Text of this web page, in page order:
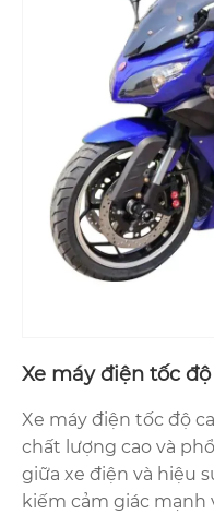
Xe máy điện tốc
Xe máy điện tốc độ
chất lượng cao và
giữa xe điện và hiệu
kiếm cảm giác mạnh